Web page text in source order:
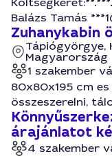
Balázs Tamás
Zuhanykabin
Tápiógyörgye,
Magyarország
1 szakember
80x80x195 cm
összeszerelni,
árajánlatot
4 szakember